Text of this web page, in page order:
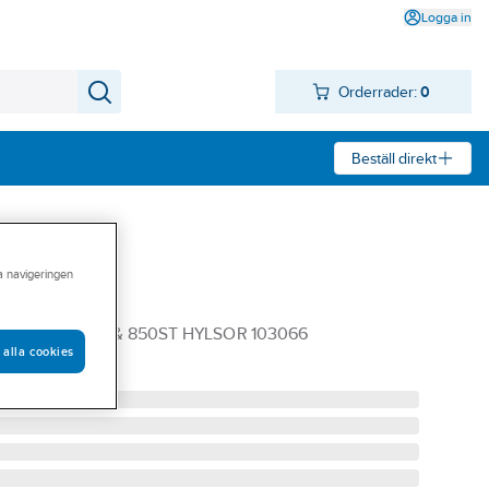
Logga in
Orderrader: 0
Beställ direkt
TÅNG & 850ST HYLSOR 103066
navigeringen
alla cookies